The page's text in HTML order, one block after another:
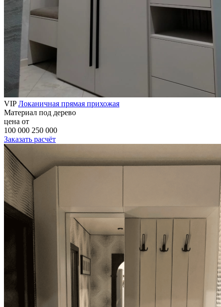
VIPЛоканичная прямая прихожая
Материал под дерево
цена от
100 000 250 000
Заказать расчёт